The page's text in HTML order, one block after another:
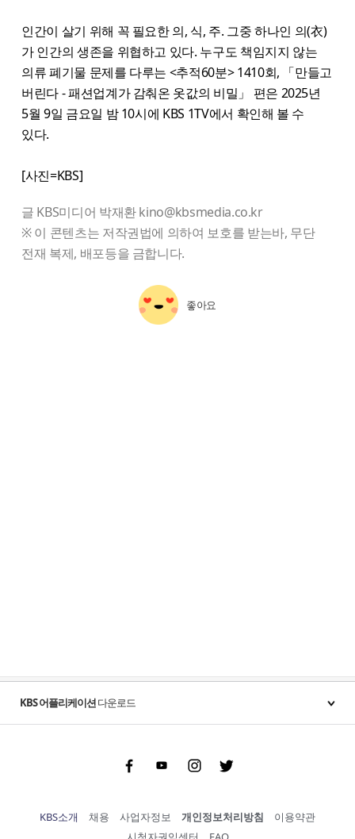
인간이 살기 위해 꼭 필요한 의, 식, 주. 그중 하나인 의(衣)
가 인간의 생존을 위협하고 있다. 누구도 책임지지 않는
의류 폐기물 문제를 다루는 <추적60분> 1410회, 「만들고
버린다 - 패션업계가 감춰온 옷값의 비밀」 편은 2025년
5월 9일 금요일 밤 10시에 KBS 1TV에서 확인해 볼 수
있다.
[사진=KBS]
글 KBS미디어 박재환 kino@kbsmedia.co.kr
※ 이 콘텐츠는 저작권법에 의하여 보호를 받는바, 무단
전재 복제, 배포등을 금합니다.
좋아요
KBS 어플리케이션다운로드
FacebookYoutubeInstgram Twitter
KBS소개 채용 사업자정보 개인정보처리방침
이용약관